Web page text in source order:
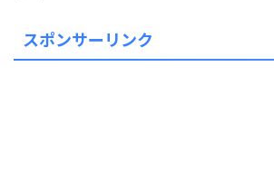
スポンサーリンク